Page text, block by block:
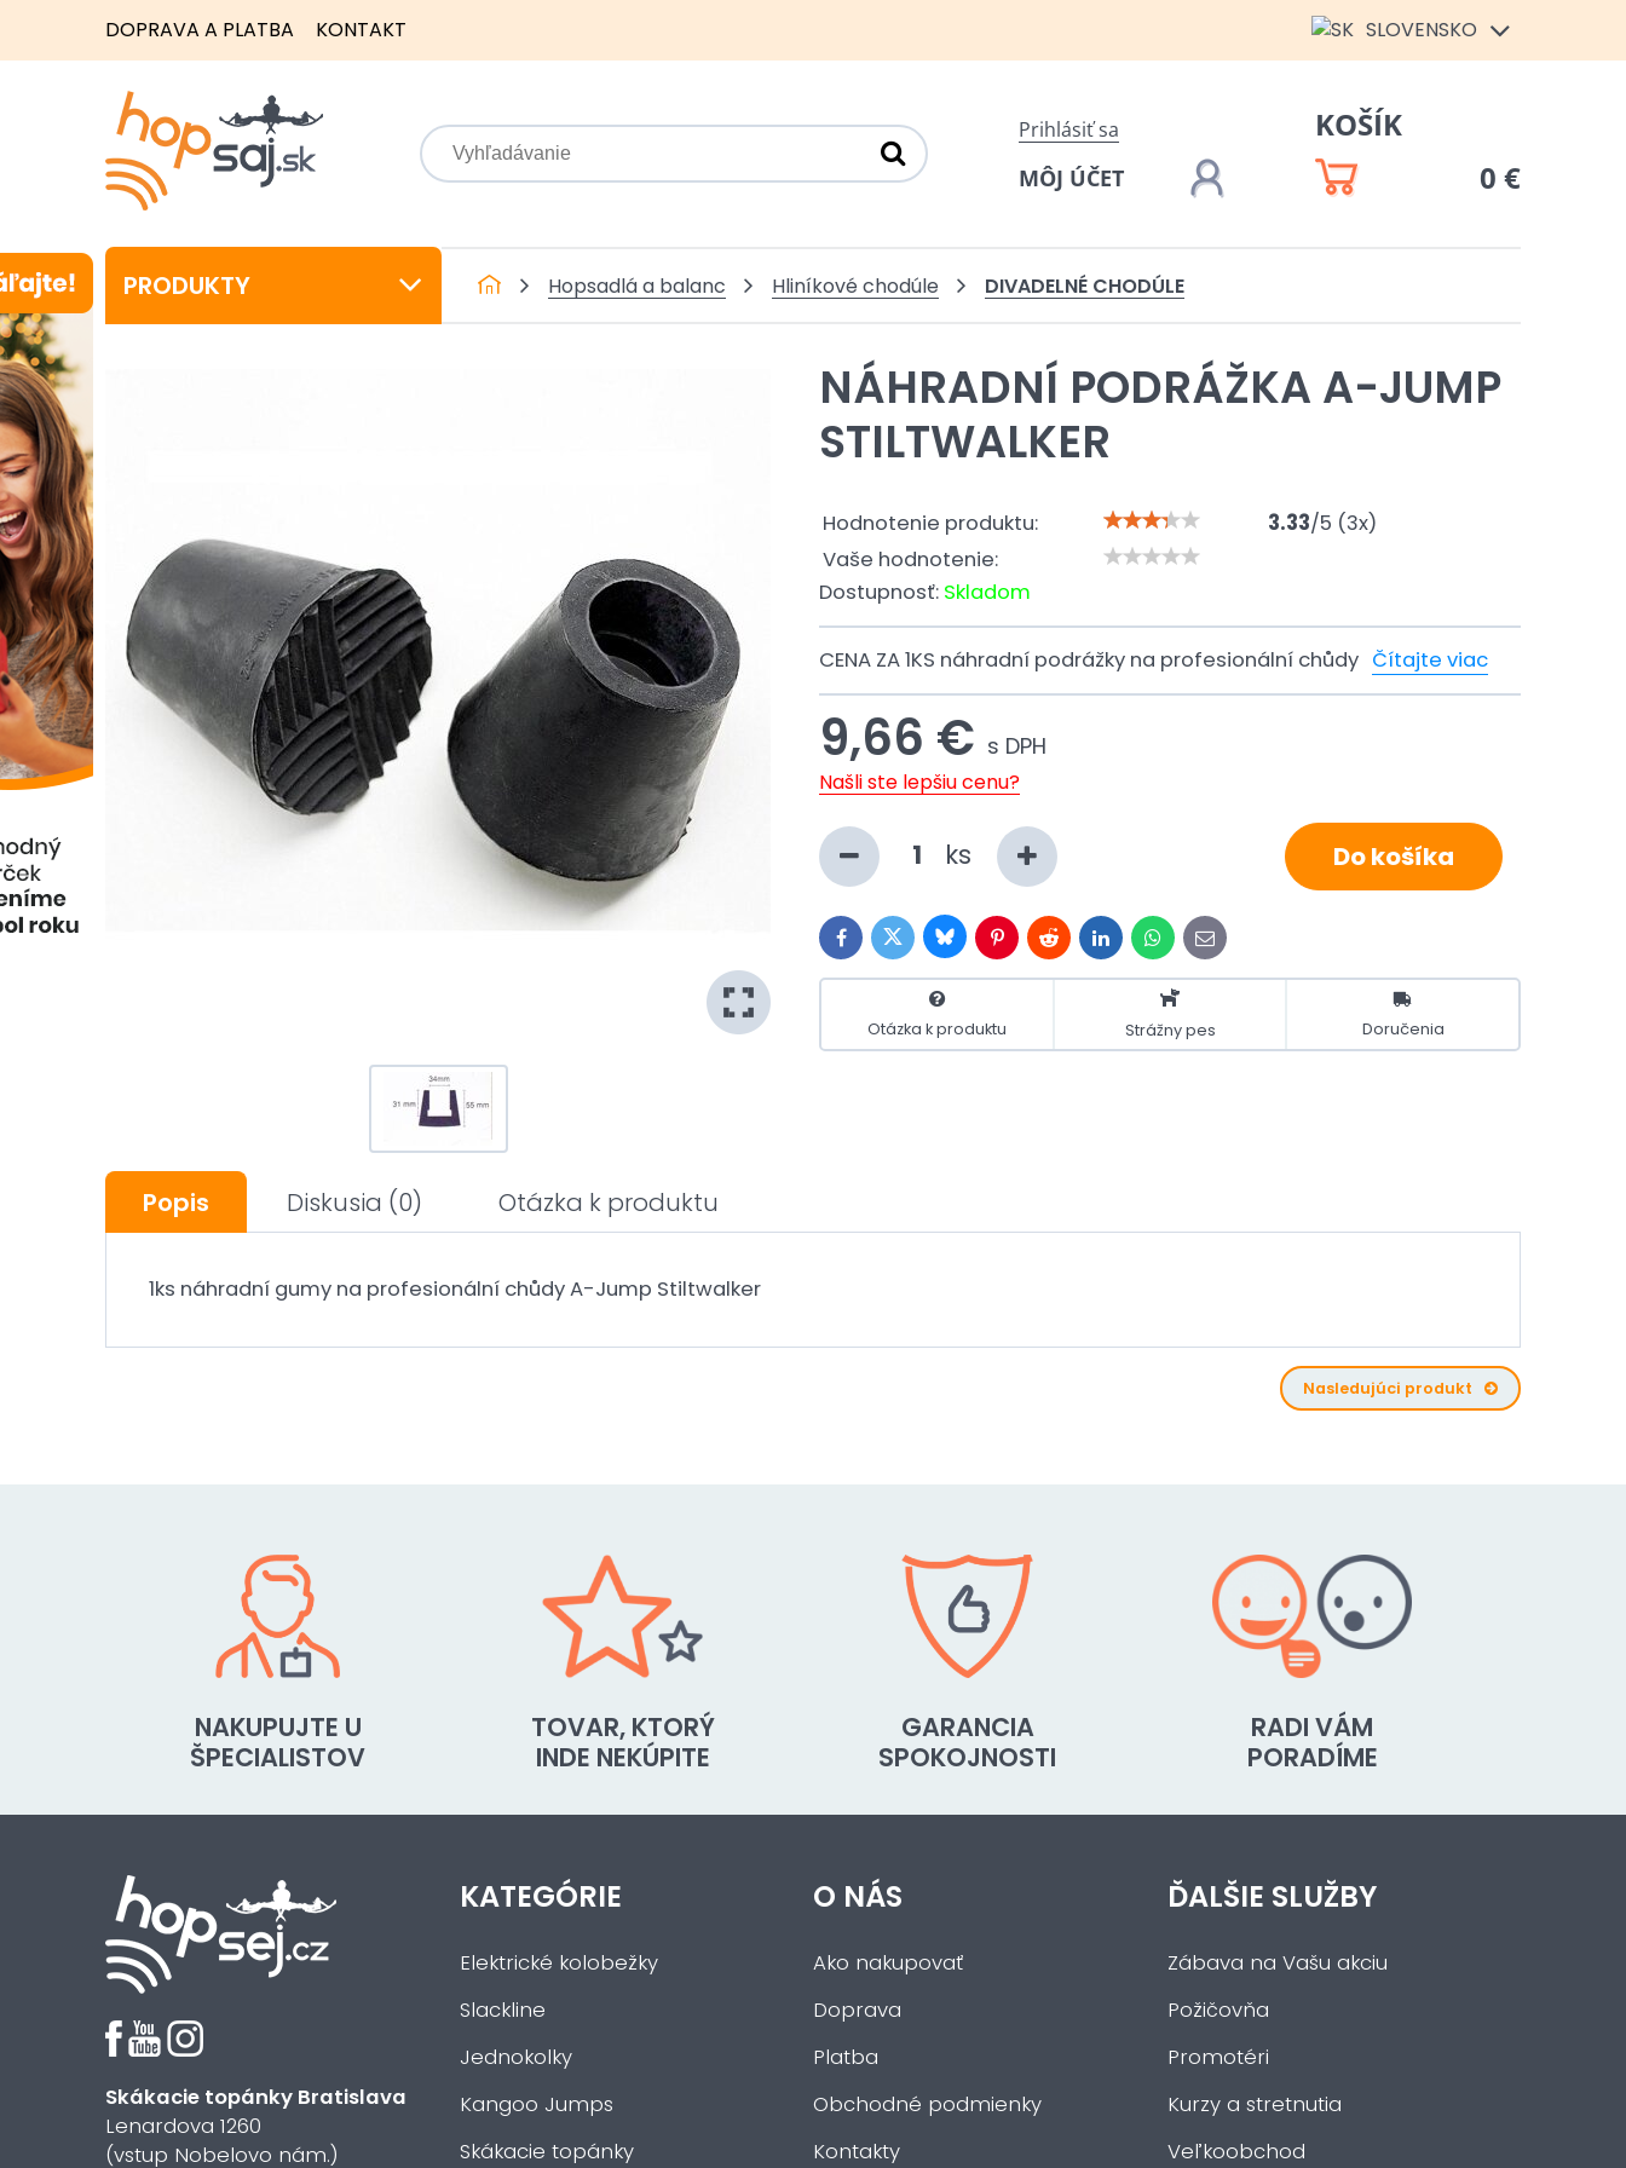
DOPRAVA A PLATBA KONTAKT SLOVENSKO
Prihlásiť sa
MÔJ ÚČET
KOŠÍK
0 €
PRODUKTY Hopsadlá a balanc Hliníkové chodúle DIVADELNÉ CHODÚLE
NÁHRADNÍ PODRÁŽKA A-JUMP
STILTWALKER
Hodnotenie produktu: 3.33/5 (3x)
Vaše hodnotenie:
Dostupnosť: Skladom
CENA ZA 1KS náhradní podrážky na profesionální chůdy Čítajte viac
9,66 € s DPH
Našli ste lepšiu cenu?
ks Do košíka
FacebookTwitterBlueskyPinterestRedditLinkedInWhatsApp
E-
mail
Otázka k produktu Strážny pes Doručenia
Popis Diskusia (0) Otázka k produktu
1ks náhradní gumy na profesionální chůdy A-Jump Stiltwalker
Nasledujúci produkt
NAKUPUJTE U
ŠPECIALISTOV
TOVAR, KTORÝ
INDE NEKÚPITE
GARANCIA
SPOKOJNOSTI
RADI VÁM
PORADÍME
Skákacie topánky Bratislava
Lenardova 1260
(vstup Nobelovo nám.)
KATEGÓRIE
Elektrické kolobežky
Slackline
Jednokolky
Kangoo Jumps
Skákacie topánky
O NÁS
Ako nakupovať
Doprava
Platba
Obchodné podmienky
Kontakty
ĎALŠIE SLUŽBY
Zábava na Vašu akciu
Požičovňa
Promotéri
Kurzy a stretnutia
Veľkoobchod